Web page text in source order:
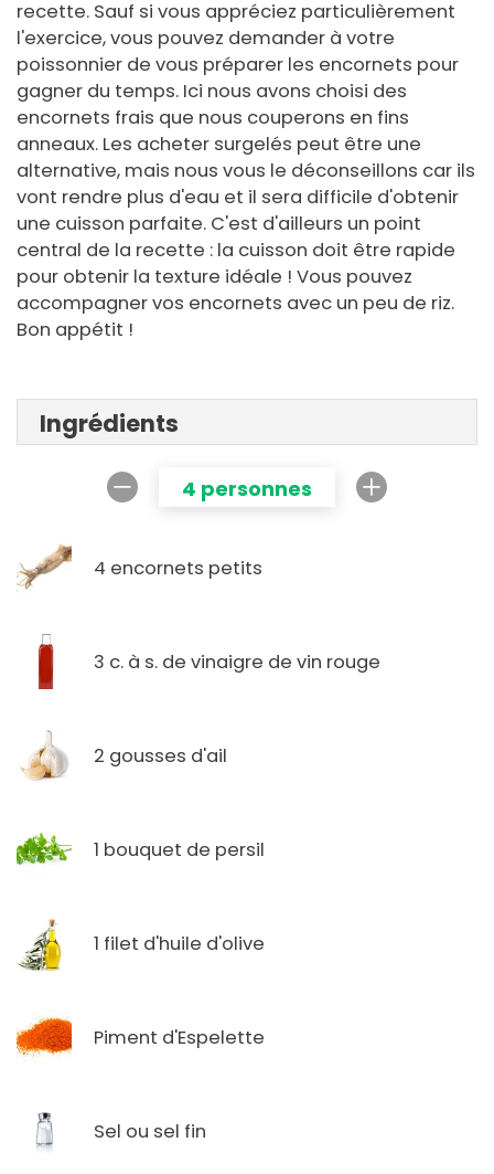
recette. Sauf si vous appréciez particulièrement
l'exercice, vous pouvez demander à votre
poissonnier de vous préparer les encornets pour
gagner du temps. Ici nous avons choisi des
encornets frais que nous couperons en fins
anneaux. Les acheter surgelés peut être une
alternative, mais nous vous le déconseillons car ils
vont rendre plus d'eau et il sera difficile d'obtenir
une cuisson parfaite. C'est d'ailleurs un point
central de la recette : la cuisson doit être rapide
pour obtenir la texture idéale ! Vous pouvez
accompagner vos encornets avec un peu de riz.
Bon appétit !
Ingrédients
4 personnes
4 encornets petits
3 c. à s. de vinaigre de vin rouge
2 gousses d'ail
1 bouquet de persil
1 filet d'huile d'olive
Piment d'Espelette
Sel ou sel fin